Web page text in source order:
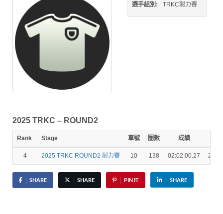
選手組別: TRKC耐力賽
2025 TRKC – ROUND2
Rank Stage 車號 圈數 成績
4 2025 TRKC ROUND2 耐力賽 10 138 02:02:00.27 2
SHARE SHARE PIN IT SHARE